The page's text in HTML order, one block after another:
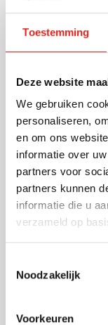
Toestemming
Deze website
We gebruiken
personaliseren,
en om ons
informatie over
partners voor
partners kunnen
informatie die u
verzameld op
Noodzakelijk
Voorkeuren
Dit artikel wordt
250 stuks, kies
ontvang uw
werkdagen niet
Andere
001002003004 005
vanaf 0,27